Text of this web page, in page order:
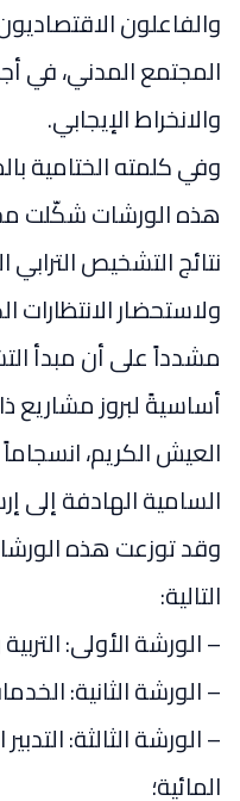
والفاعلون
المجتمع المدني، في
والانخراط الإيجابي.
وفي كلمته الختامية
هذه الورشات شكّلت
نتائج التشخيص الترابي
ولاستحضار الانتظارات
مشدداً على أن مبدأ
أساسيةً لبروز مشاريع
العيش الكريم،
السامية الهادفة إلى
وقد توزعت هذه
التالية:
– الورشة الأولى:
– الورشة الثانية:
– الورشة الثالثة:
المائية؛